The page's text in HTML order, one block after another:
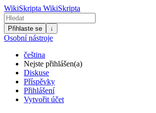
WikiSkripta WikiSkripta
Přihlaste se ↓
Osobní nástroje
čeština
Nejste přihlášen(a)
Diskuse
Příspěvky
Přihlášení
Vytvořit účet